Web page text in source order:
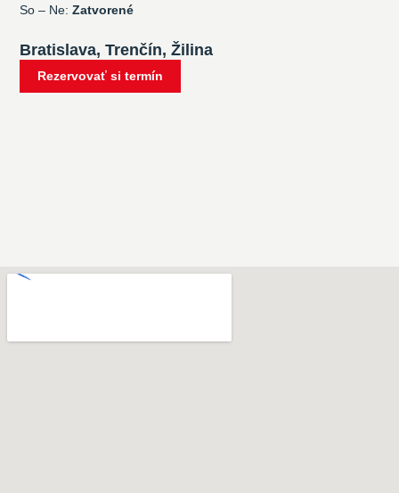
So – Ne:Zatvorené
Bratislava, Trenčín, Žilina
Rezervovať si termín